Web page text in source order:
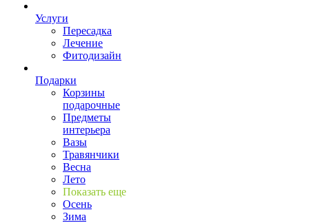
Услуги
Пересадка
Лечение
Фитодизайн
Подарки
Корзины
подарочные
Предметы
интерьера
Вазы
Травянчики
Весна
Лето
Показать еще
Осень
Зима